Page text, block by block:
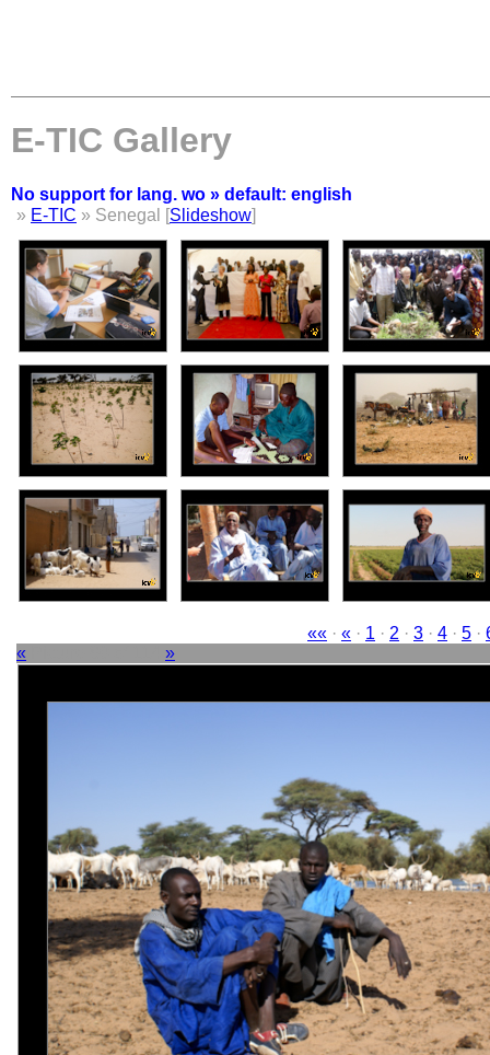
E-TIC Gallery
No support for lang. wo » default: english
» E-TIC » Senegal [Slideshow]
«« · « · 1 · 2 · 3 · 4 · 5 ·
«
»